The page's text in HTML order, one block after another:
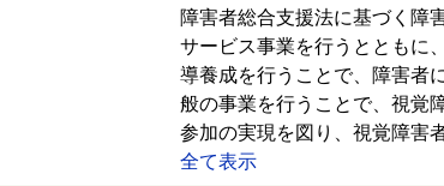
障害者総合支援法に基づく障
サービス事業を行うとともに
導養成を行うことで、障害者
般の事業を行うことで、視覚
参加の実現を図り、視覚障害
全て表示